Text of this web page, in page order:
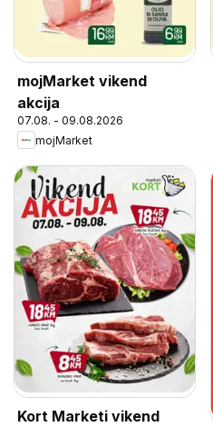
mojMarket vikend
akcija
07.08. - 09.08.2026
mojMarket
Kort Marketi vikend